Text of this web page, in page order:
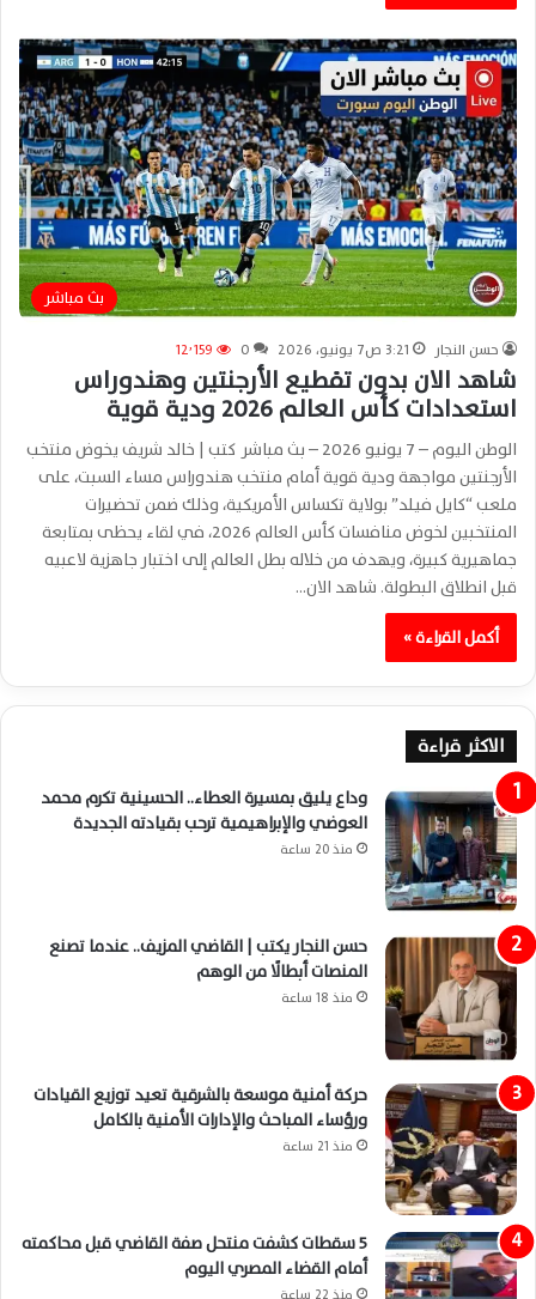
بث مباشر
حسن النجار 3:21 ص7 يونيو، 2026 0 12٬159
شاهد الان بدون تقطيع الأرجنتين وهندوراس
استعدادات كأس العالم 2026 ودية قوية
الوطن اليوم – 7 يونيو 2026 – بث مباشر كتب | خالد شريف يخوض منتخب
الأرجنتين مواجهة ودية قوية أمام منتخب هندوراس مساء السبت، على
ملعب “كايل فيلد” بولاية تكساس الأمريكية، وذلك ضمن تحضيرات
المنتخبين لخوض منافسات كأس العالم 2026، في لقاء يحظى بمتابعة
جماهيرية كبيرة، ويهدف من خلاله بطل العالم إلى اختبار جاهزية لاعبيه
قبل انطلاق البطولة. شاهد الان…
أكمل القراءة »
الاكثر قراءة
وداع يليق بمسيرة العطاء.. الحسينية تكرم محمد
العوضي والإبراهيمية ترحب بقيادته الجديدة
منذ 20 ساعة
حسن النجار يكتب | القاضي المزيف.. عندما تصنع
المنصات أبطالًا من الوهم
منذ 18 ساعة
حركة أمنية موسعة بالشرقية تعيد توزيع القيادات
ورؤساء المباحث والإدارات الأمنية بالكامل
منذ 21 ساعة
5 سقطات كشفت منتحل صفة القاضي قبل محاكمته
أمام القضاء المصري اليوم